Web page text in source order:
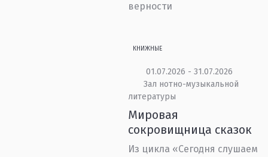
верности
КНИЖНЫЕ
01.07.2026 - 31.07.2026
Зал нотно-музыкальной
литературы
Мировая
сокровищница сказок
Из цикла «Сегодня слушаем